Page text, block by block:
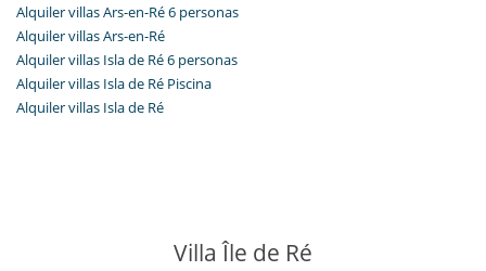
Alquiler villas Ars-en-Ré 6 personas
Alquiler villas Ars-en-Ré
Alquiler villas Isla de Ré 6 personas
Alquiler villas Isla de Ré Piscina
Alquiler villas Isla de Ré
Villa Île de Ré